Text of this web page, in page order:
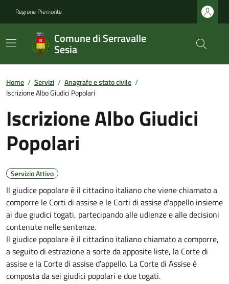
Regione Piemonte
Comune di Serravalle
Sesia
Home / Servizi / Anagrafe e stato civile /
Iscrizione Albo Giudici Popolari
Iscrizione Albo Giudici
Popolari
Servizio Attivo
Il giudice popolare è il cittadino italiano che viene chiamato a
comporre le Corti di assise e le Corti di assise d'appello insieme
ai due giudici togati, partecipando alle udienze e alle decisioni
contenute nelle sentenze.
Il giudice popolare è il cittadino italiano chiamato a comporre,
a seguito di estrazione a sorte da apposite liste, la Corte di
assise e la Corte di assise d'appello. La Corte di Assise è
composta da sei giudici popolari e due togati.